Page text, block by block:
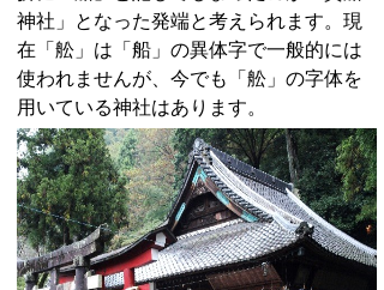
神社」となった発端と考えられます。現
在「舩」は「船」の異体字で一般的には
使われませんが、今でも「舩」の字体を
用いている神社はあります。